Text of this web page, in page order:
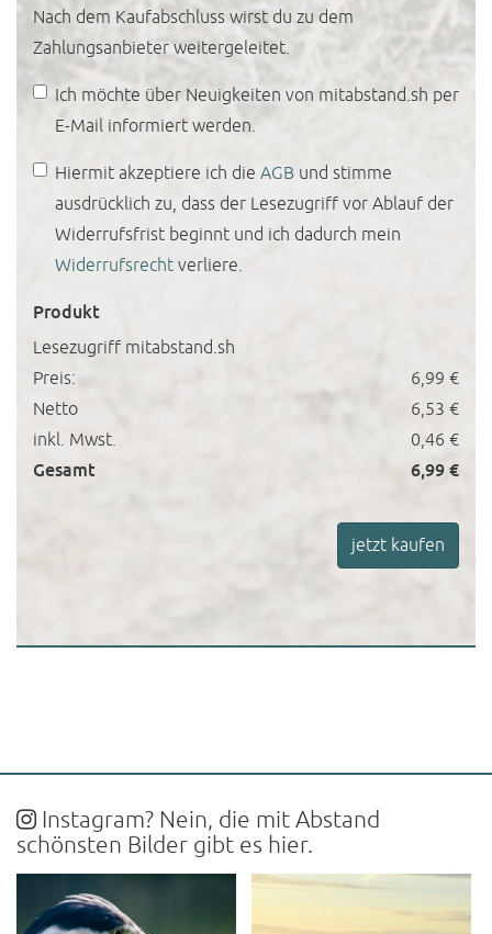
Nach dem Kaufabschluss wirst du zu dem
Zahlungsanbieter weitergeleitet.
Newsletter
Ich möchte über Neuigkeiten von mitabstand.sh per
E-Mail informiert werden.
AGBHiermit akzeptiere ich die AGB und stimme
ausdrücklich zu, dass der Lesezugriff vor Ablauf der
Widerrufsfrist beginnt und ich dadurch mein
Widerrufsrecht verliere.
Produkt
Lesezugriff mitabstand.sh
Preis:
6,99 €
Netto
inkl. Mwst.
Gesamt
6,53 €
0,46 €
6,99 €
Instagram? Nein, die mit Abstand
schönsten Bilder gibt es hier.